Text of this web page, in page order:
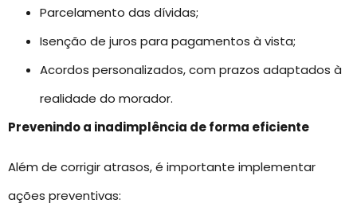
Parcelamento das dívidas;
Isenção de juros para pagamentos à vista;
Acordos personalizados, com prazos adaptados à
realidade do morador.
Prevenindo a inadimplência de forma eficiente
Além de corrigir atrasos, é importante implementar
ações preventivas: